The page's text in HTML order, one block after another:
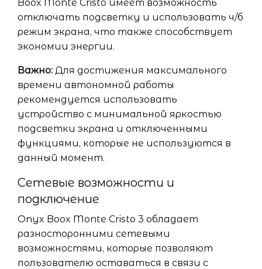
Boox Monte Cristo имеет возможность
отключать подсветку и использовать ч/б
режим экрана, что также способствует
экономии энергии.
Важно: Для достижения максимального
времени автономной работы
рекомендуется использовать
устройство с минимальной яркостью
подсветки экрана и отключенными
функциями, которые не используются в
данный момент.
Сетевые возможности и
подключение
Onyx Boox Monte Cristo 3 обладает
разносторонними сетевыми
возможностями, которые позволяют
пользователю оставаться в связи с